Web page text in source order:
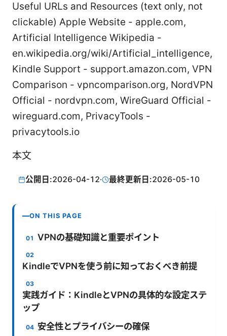
Useful URLs and Resources (text only, not
clickable) Apple Website - apple.com,
Artificial Intelligence Wikipedia -
en.wikipedia.org/wiki/Artificial_intelligence,
Kindle Support - support.amazon.com, VPN
Comparison - vpncomparison.org, NordVPN
Official - nordvpn.com, WireGuard Official -
wireguard.com, PrivacyTools -
privacytools.io
本文
公開日:2026-04-12· 最終更新日:2026-05-10
ON THIS PAGE
VPNの基礎知識と重要ポイント
KindleでVPNを使う前に知っておくべき前提
実践ガイド：KindleとVPNの具体的な設定ステ
ップ
安全性とプライバシーの確保